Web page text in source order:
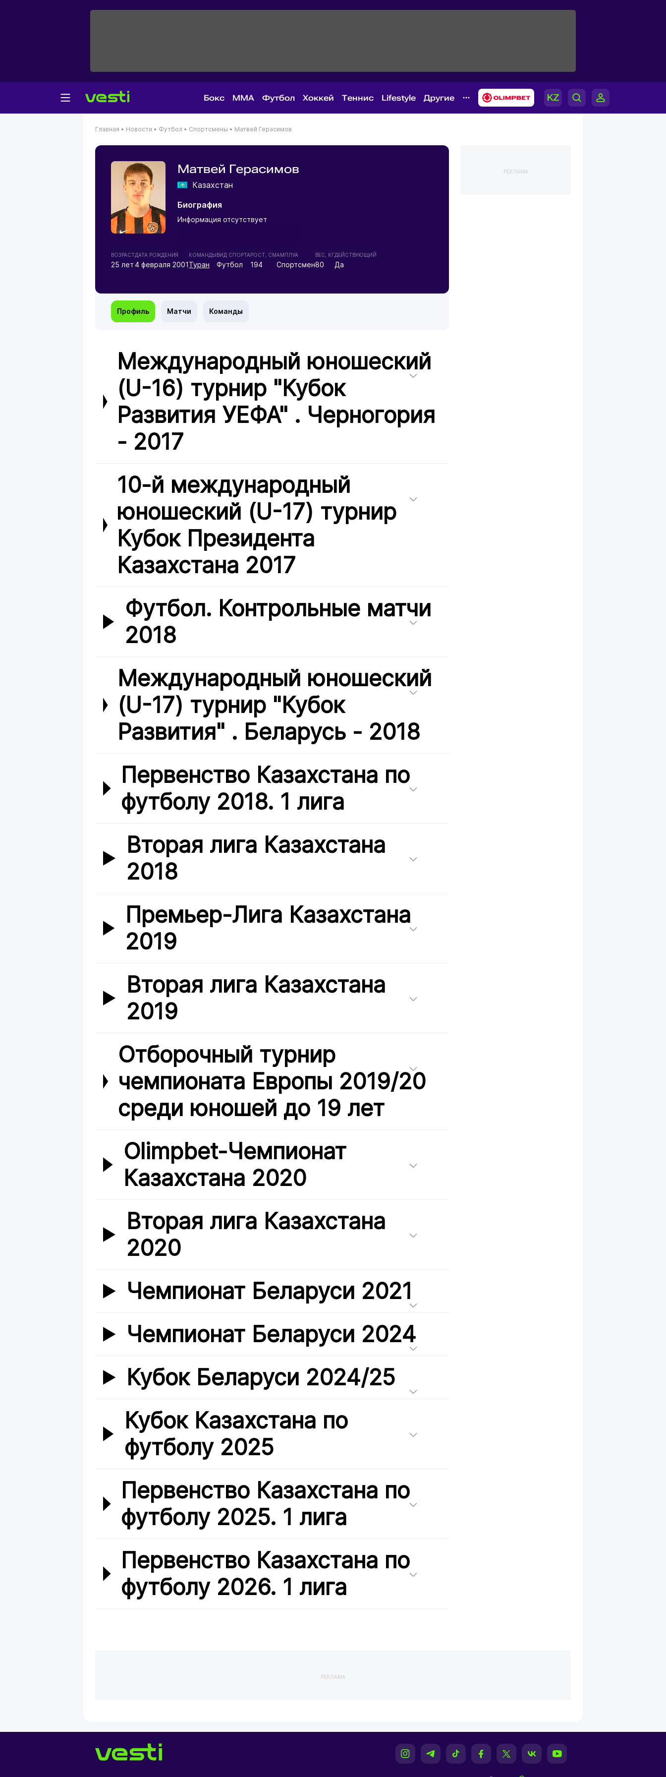
Бокс MMA Футбол Хоккей Теннис Lifestyle Другие
Главная • Новости • Футбол • Спортсмены • Матвей Герасимов
Матвей Герасимов
Казахстан
Биография
Информация отсутствует
ВОЗРАСТ
25 лет
ДАТА РОЖДЕНИЯ
4 февраля 2001
КОМАНДЫ
Туран
ВИД СПОРТА
Футбол
РОСТ, СМ
194
АМПЛУА
Спортсмен
ВЕС, КГ
80
ДЕЙСТВУЮЩИЙ
Да
Профиль Матчи Команды
Международный юношеский
(U-16) турнир "Кубок
Развития УЕФА" . Черногория
- 2017
10-й международный
юношеский (U-17) турнир
Кубок Президента
Казахстана 2017
Футбол. Контрольные матчи
2018
Международный юношеский
(U-17) турнир "Кубок
Развития" . Беларусь - 2018
Первенство Казахстана по
футболу 2018. 1 лига
Вторая лига Казахстана
2018
Премьер-Лига Казахстана
2019
Вторая лига Казахстана
2019
Отборочный турнир
чемпионата Европы 2019/20
среди юношей до 19 лет
Olimpbet-Чемпионат
Казахстана 2020
Вторая лига Казахстана
2020
Чемпионат Беларуси 2021
Чемпионат Беларуси 2024
Кубок Беларуси 2024/25
Кубок Казахстана по
футболу 2025
Первенство Казахстана по
футболу 2025. 1 лига
Первенство Казахстана по
футболу 2026. 1 лига
РЕКЛАМА
РЕКЛАМА